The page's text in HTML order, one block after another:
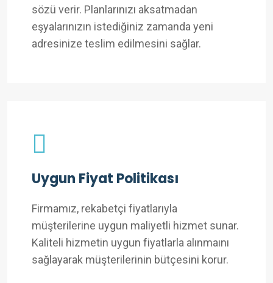
sözü verir. Planlarınızı aksatmadan
eşyalarınızın istediğiniz zamanda yeni
adresinize teslim edilmesini sağlar.
Uygun Fiyat Politikası
Firmamız, rekabetçi fiyatlarıyla
müşterilerine uygun maliyetli hizmet sunar.
Kaliteli hizmetin uygun fiyatlarla alınmaını
sağlayarak müşterilerinin bütçesini korur.